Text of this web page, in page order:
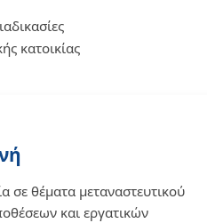
κατοικίας
σε θέματα μεταναστευτικού
και εργατικών